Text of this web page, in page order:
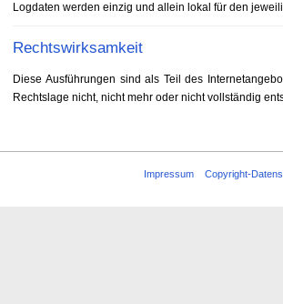
Logdaten werden einzig und allein lokal für den
Rechtswirksamkeit
Diese Ausführungen sind als Teil des
Rechtslage nicht, nicht mehr oder nicht vollständig
Impressum Copyright-